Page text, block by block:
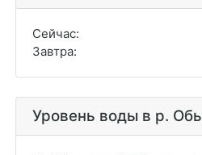
Сейчас:
Завтра:
Уровень воды в р. Обь